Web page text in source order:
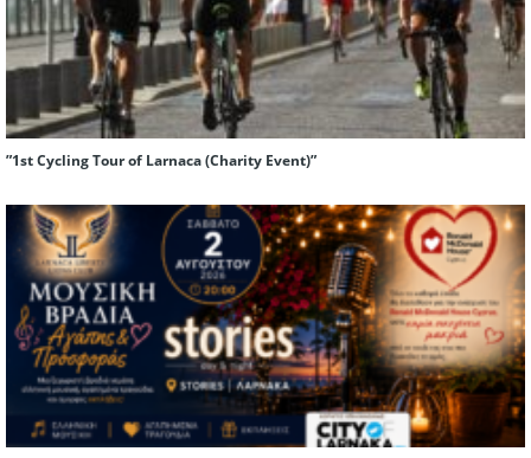
”1st Cycling Tour of Larnaca (Charity Event)”